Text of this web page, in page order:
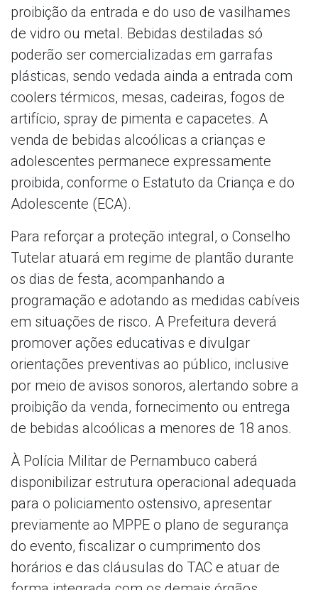
proibição da entrada e do uso de vasilhames
de vidro ou metal. Bebidas destiladas só
poderão ser comercializadas em garrafas
plásticas, sendo vedada ainda a entrada com
coolers térmicos, mesas, cadeiras, fogos de
artifício, spray de pimenta e capacetes. A
venda de bebidas alcoólicas a crianças e
adolescentes permanece expressamente
proibida, conforme o Estatuto da Criança e do
Adolescente (ECA).
Para reforçar a proteção integral, o Conselho
Tutelar atuará em regime de plantão durante
os dias de festa, acompanhando a
programação e adotando as medidas cabíveis
em situações de risco. A Prefeitura deverá
promover ações educativas e divulgar
orientações preventivas ao público, inclusive
por meio de avisos sonoros, alertando sobre a
proibição da venda, fornecimento ou entrega
de bebidas alcoólicas a menores de 18 anos.
À Polícia Militar de Pernambuco caberá
disponibilizar estrutura operacional adequada
para o policiamento ostensivo, apresentar
previamente ao MPPE o plano de segurança
do evento, fiscalizar o cumprimento dos
horários e das cláusulas do TAC e atuar de